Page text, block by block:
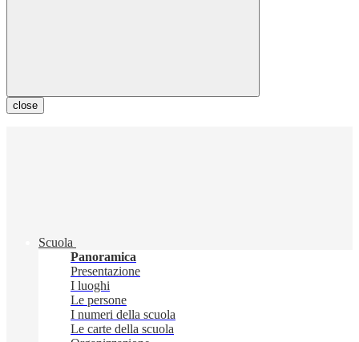
close
Scuola
Panoramica
Presentazione
I luoghi
Le persone
I numeri della scuola
Le carte della scuola